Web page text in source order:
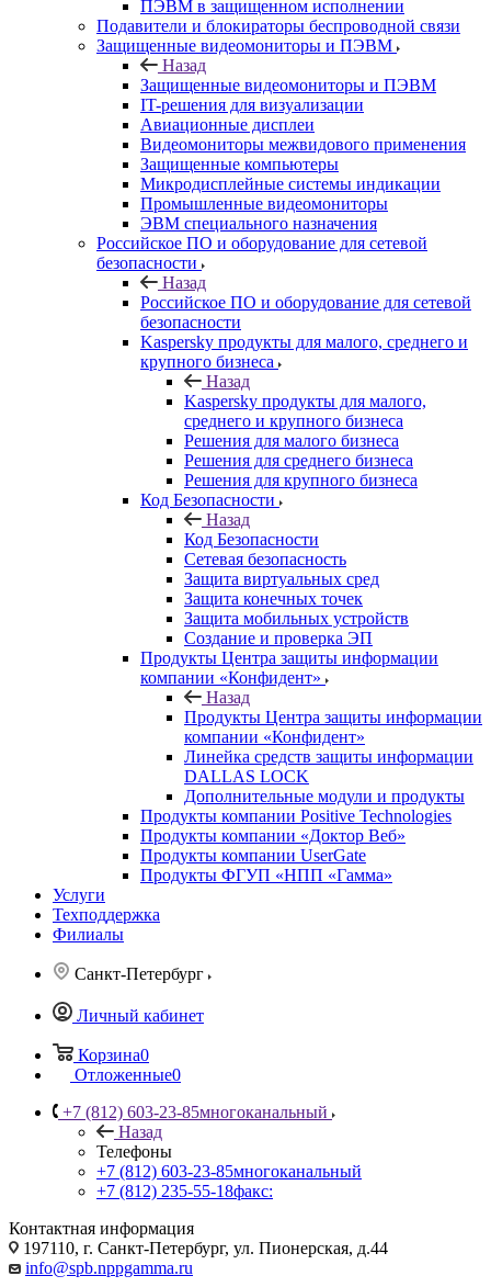
ПЭВМ в защищенном исполнении
Подавители и блокираторы беспроводной связи
Защищенные видеомониторы и ПЭВМ
Назад
Защищенные видеомониторы и ПЭВМ
IT-решения для визуализации
Авиационные дисплеи
Видеомониторы межвидового применения
Защищенные компьютеры
Микродисплейные системы индикации
Промышленные видеомониторы
ЭВМ специального назначения
Российское ПО и оборудование для сетевой
безопасности
Назад
Российское ПО и оборудование для сетевой
безопасности
Kaspersky продукты для малого, среднего и
крупного бизнеса
Назад
Kaspersky продукты для малого,
среднего и крупного бизнеса
Решения для малого бизнеса
Решения для среднего бизнеса
Решения для крупного бизнеса
Код Безопасности
Назад
Код Безопасности
Сетевая безопасность
Защита виртуальных сред
Защита конечных точек
Защита мобильных устройств
Создание и проверка ЭП
Продукты Центра защиты информации
компании «Конфидент»
Назад
Продукты Центра защиты информации
компании «Конфидент»
Линейка средств защиты информации
DALLAS LOCK
Дополнительные модули и продукты
Продукты компании Positive Technologies
Продукты компании «Доктор Веб»
Продукты компании UserGate
Продукты ФГУП «НПП «Гамма»
Услуги
Техподдержка
Филиалы
Санкт-Петербург
Личный кабинет
Корзина0
Отложенные0
+7 (812) 603-23-85многоканальный
Назад
Телефоны
+7 (812) 603-23-85многоканальный
+7 (812) 235-55-18факс:
Контактная информация
197110, г. Санкт-Петербург, ул. Пионерская, д.44
info@spb.nppgamma.ru